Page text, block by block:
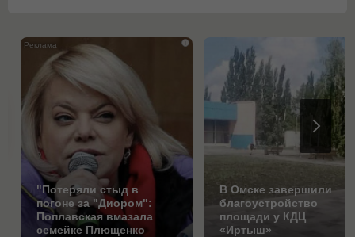
i
"Потеряли стыд в
погоне за "Диором":
Поплавская вмазала
семейке Плющенко
В Омске завершили
благоустройство
площади у КДЦ
«Иртыш»